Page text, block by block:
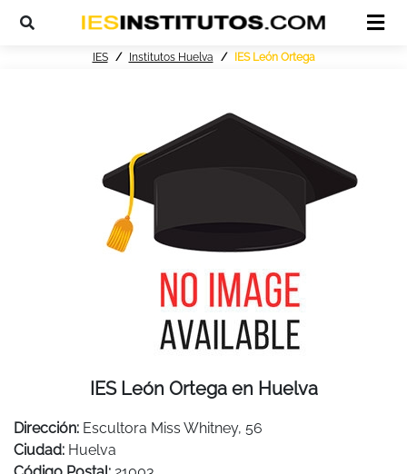
IES Institutos Huelva IES León Ortega
IES León Ortega en Huelva
Dirección: Escultora Miss Whitney, 56
Ciudad: Huelva